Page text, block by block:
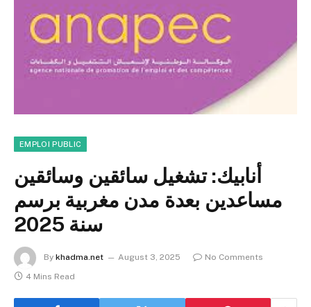
EMPLOI PUBLIC
أنابيك: تشغيل سائقين وسائقين
مساعدين بعدة مدن مغربية برسم
سنة 2025
By khadma.net August 3, 2025
No Comments
4 Mins Read